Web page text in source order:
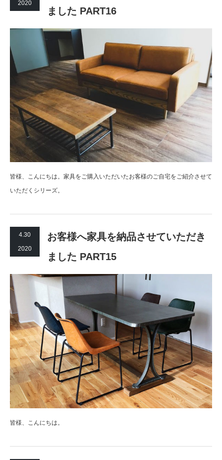
2020
ました PART16
皆様、こんにちは。家具をご購入いただいたお客様のご自宅をご紹介させて
いただくシリーズ。
4.30
2020
お客様へ家具を納品させていただき
ました PART15
皆様、こんにちは。